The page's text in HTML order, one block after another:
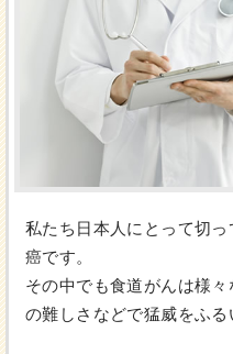
私たち日本人にとって切っ
癌です。
その中でも食道がんは様
の難しさなどで猛威をふる